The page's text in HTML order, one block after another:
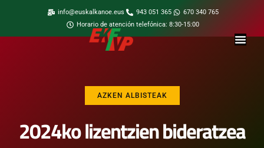
info@euskalkanoe.eus 943 051 365
670 340 765
Horario de atención telefónica: 8:30-15:00
AZKEN ALBISTEAK
2024ko lizentzien bideratzea